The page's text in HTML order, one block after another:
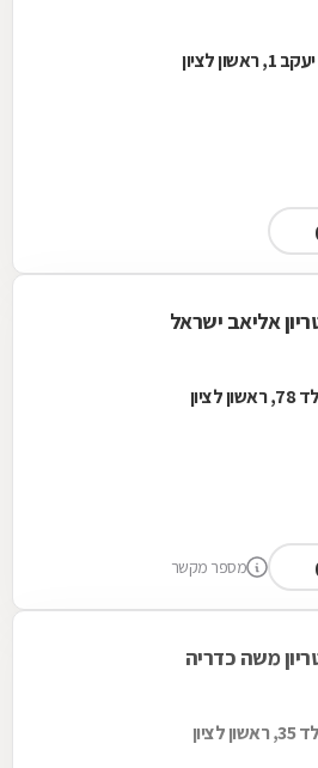
לציון
אליאב ישראל
לציון
מספר מקשר
משה כדריה
לציון